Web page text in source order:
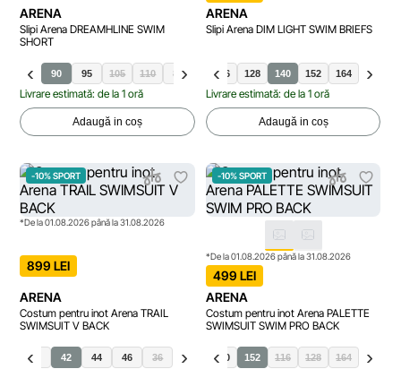
ARENA
Slipi Arena DREAMHLINE SWIM
SHORT
85 90 95 105 110 80
Livrare estimată: de la 1 oră
Adaugă in coș
ARENA
Slipi Arena DIM LIGHT SWIM BRIEFS
116 128 140 152 164
Livrare estimată: de la 1 oră
Adaugă in coș
-10% SPORT
*De la 01.08.2026 până la 31.08.2026
899 LEI
ARENA
Costum pentru inot Arena TRAIL
SWIMSUIT V BACK
40 42 44 46 36
-10% SPORT
*De la 01.08.2026 până la 31.08.2026
499 LEI
ARENA
Costum pentru inot Arena PALETTE
SWIMSUIT SWIM PRO BACK
140 152 116 128 164